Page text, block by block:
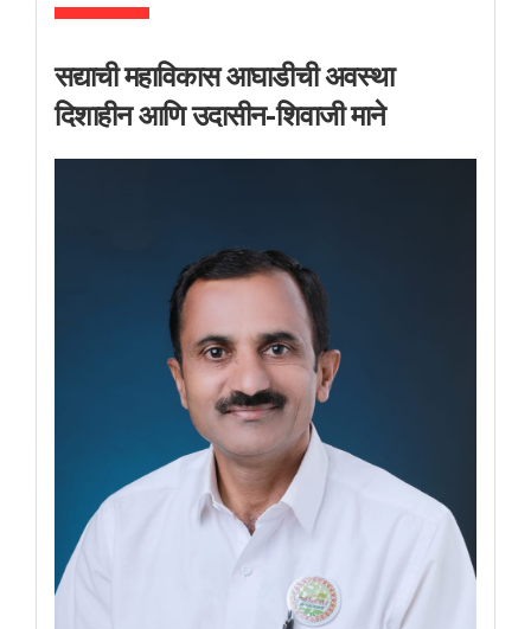
सद्याची महाविकास आघाडीची अवस्था
दिशाहीन आणि उदासीन-शिवाजी माने